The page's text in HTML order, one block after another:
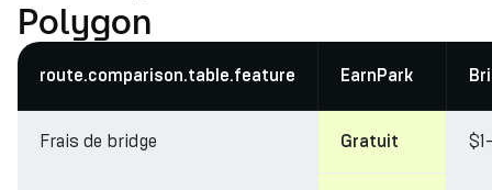
Polygon
route.comparison.table.feature EarnPark
Frais de bridge Gratuit